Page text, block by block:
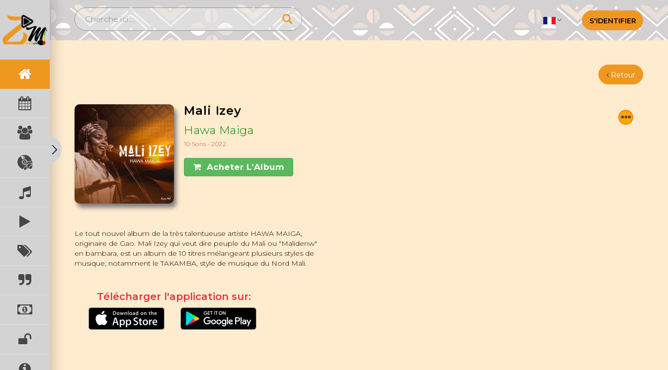
S'IDENTIFIER
Retour
Mali Izey
Hawa Maiga
10 Sons • 2022
Acheter L'Album
Le tout nouvel album de la très talentueuse artiste HAWA MAIGA,
originaire de Gao. Mali Izey qui veut dire peuple du Mali ou "Malidenw"
en bambara, est un album de 10 titres mélangeant plusieurs styles de
musique; notamment le TAKAMBA, style de musique du Nord Mali.
Télécharger l'application sur: